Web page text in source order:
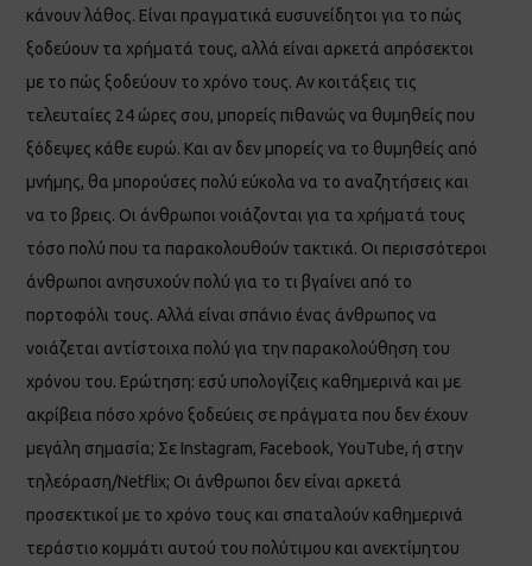
κάνουν λάθος. Είναι πραγματικά ευσυνείδητοι για το πώς
ξοδεύουν τα χρήματά τους, αλλά είναι αρκετά απρόσεκτοι
με το πώς ξοδεύουν το χρόνο τους. Αν κοιτάξεις τις
τελευταίες 24 ώρες σου, μπορείς πιθανώς να θυμηθείς που
ξόδεψες κάθε ευρώ. Και αν δεν μπορείς να το θυμηθείς από
μνήμης, θα μπορούσες πολύ εύκολα να το αναζητήσεις και
να το βρεις. Οι άνθρωποι νοιάζονται για τα χρήματά τους
τόσο πολύ που τα παρακολουθούν τακτικά. Οι περισσότεροι
άνθρωποι ανησυχούν πολύ για το τι βγαίνει από το
πορτοφόλι τους. Αλλά είναι σπάνιο ένας άνθρωπος να
νοιάζεται αντίστοιχα πολύ για την παρακολούθηση του
χρόνου του. Ερώτηση: εσύ υπολογίζεις καθημερινά και με
ακρίβεια πόσο χρόνο ξοδεύεις σε πράγματα που δεν έχουν
μεγάλη σημασία; Σε Instagram, Facebook, YouTube, ή στην
τηλεόραση/Netflix; Οι άνθρωποι δεν είναι αρκετά
προσεκτικοί με το χρόνο τους και σπαταλούν καθημερινά
τεράστιο κομμάτι αυτού του πολύτιμου και ανεκτίμητου